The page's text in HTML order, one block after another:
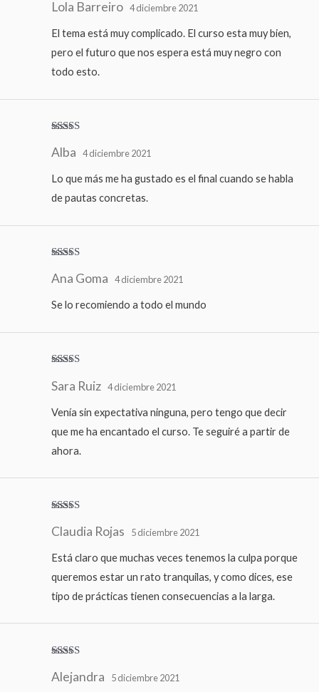
con5 de 5
Lola Barreiro 4 diciembre 2021
El tema está muy complicado. El curso esta muy bien,
pero el futuro que nos espera está muy negro con
todo esto.
con5 de 5
Alba 4 diciembre 2021
Lo que más me ha gustado es el final cuando se habla
de pautas concretas.
con4 de
Ana Goma 4 diciembre 2021
Se lo recomiendo a todo el mundo
con5 de 5
Sara Ruiz 4 diciembre 2021
Venía sin expectativa ninguna, pero tengo que decir
que me ha encantado el curso. Te seguiré a partir de
ahora.
con4de
5
Claudia Rojas 5 diciembre 2021
Está claro que muchas veces tenemos la culpa porque
queremos estar un rato tranquilas, y como dices, ese
tipo de prácticas tienen consecuencias a la larga.
do con
3 de 5
Alejandra 5 diciembre 2021